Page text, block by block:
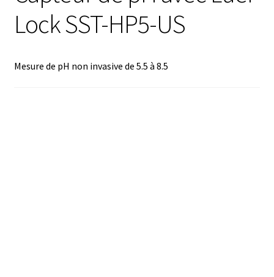
Analyse des antibiotiques
Lock SST-HP5-US
Mesure de pH non invasive de 5.5 à 8.5